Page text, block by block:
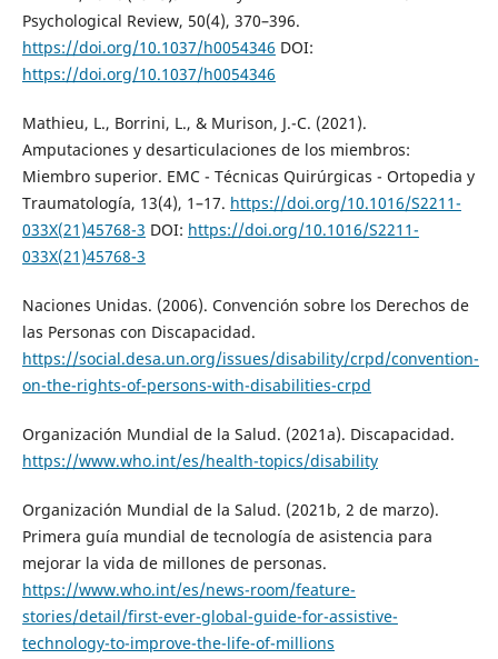
Psychological Review, 50(4), 370–396.
https://doi.org/10.1037/h0054346 DOI:
https://doi.org/10.1037/h0054346
Mathieu, L., Borrini, L., & Murison, J.-C. (2021).
Amputaciones y desarticulaciones de los miembros:
Miembro superior. EMC - Técnicas Quirúrgicas - Ortopedia y
Traumatología, 13(4), 1–17. https://doi.org/10.1016/S2211-
033X(21)45768-3 DOI: https://doi.org/10.1016/S2211-
033X(21)45768-3
Naciones Unidas. (2006). Convención sobre los Derechos de
las Personas con Discapacidad.
https://social.desa.un.org/issues/disability/crpd/convention-
on-the-rights-of-persons-with-disabilities-crpd
Organización Mundial de la Salud. (2021a). Discapacidad.
https://www.who.int/es/health-topics/disability
Organización Mundial de la Salud. (2021b, 2 de marzo).
Primera guía mundial de tecnología de asistencia para
mejorar la vida de millones de personas.
https://www.who.int/es/news-room/feature-
stories/detail/first-ever-global-guide-for-assistive-
technology-to-improve-the-life-of-millions